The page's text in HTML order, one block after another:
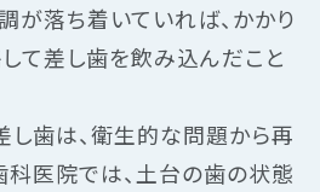
が落ち着いていれば、かかり
て差し歯を飲み込んだこと
し歯は、衛生的な問題から再
科医院では、土台の歯の状態